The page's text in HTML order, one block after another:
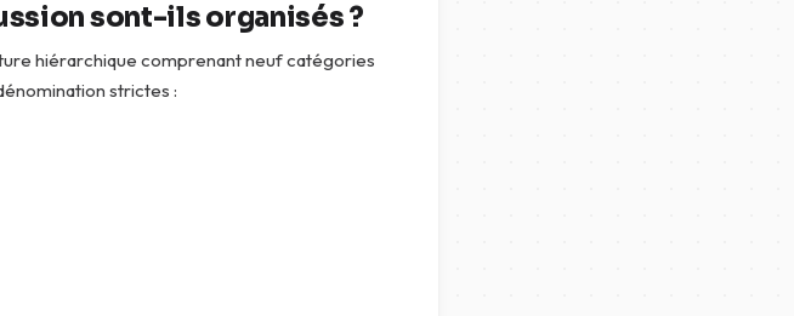
sont-ils organisés ?
hiérarchique comprenant neuf catégories
strictes :